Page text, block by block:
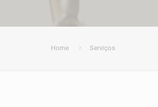
Home Serviços